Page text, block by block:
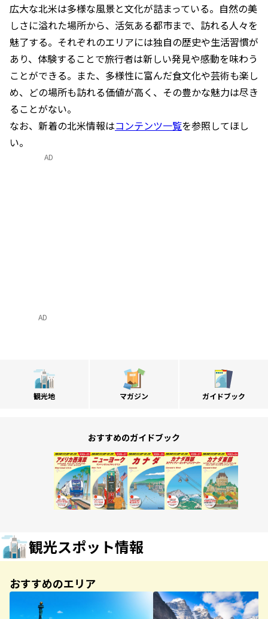
広大な北米は多様な風景と文化が詰まっている。自然の美
しさに溢れた場所から、活気ある都市まで、訪れる人々を
魅了する。それぞれのエリアには独自の歴史や生活習慣が
あり、体験することで旅行者は新しい発見や感動を味わう
ことができる。また、多様性に富んだ食文化や芸術も楽し
め、どの場所も訪れる価値が高く、その豊かな魅力は尽き
ることがない。
なお、新着の北米情報はコンテンツ一覧を参照してほし
い。
AD
観光地 マガジン ガイドブック
おすすめのガイドブック
観光スポット情報
おすすめのエリア
AD